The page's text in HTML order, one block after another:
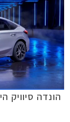
הונדה סיוויק הייבריד 2022